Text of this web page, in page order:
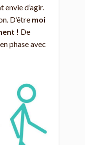
envie d’agir.
D’être moi
! De
phase avec